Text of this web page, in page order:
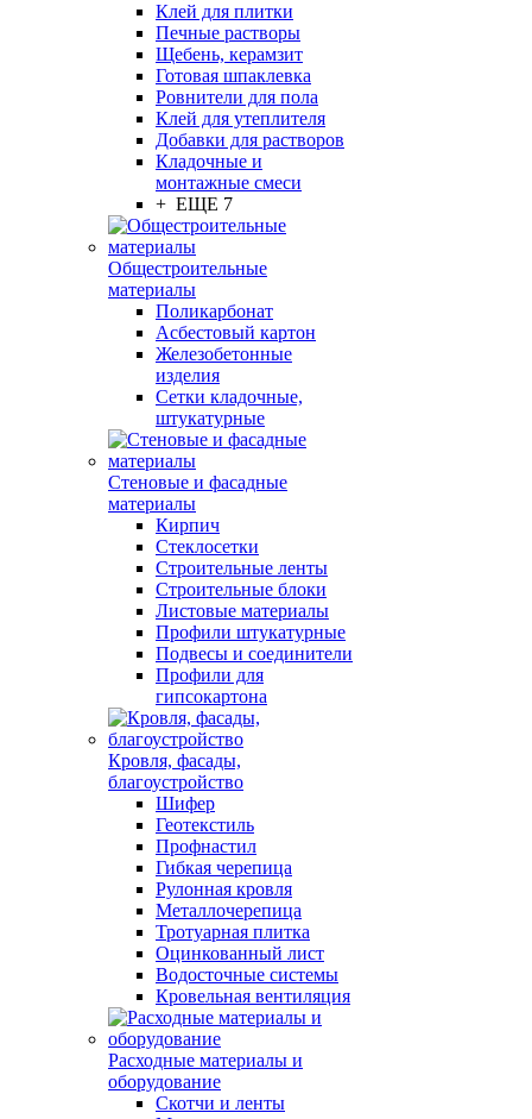
Клей для плитки
Печные растворы
Щебень, керамзит
Готовая шпаклевка
Ровнители для пола
Клей для утеплителя
Добавки для растворов
Кладочные и
монтажные смеси
+ ЕЩЕ 7
Общестроительные
материалы
Поликарбонат
Асбестовый картон
Железобетонные
изделия
Сетки кладочные,
штукатурные
Стеновые и фасадные
материалы
Кирпич
Стеклосетки
Строительные ленты
Строительные блоки
Листовые материалы
Профили штукатурные
Подвесы и соединители
Профили для
гипсокартона
Кровля, фасады,
благоустройство
Шифер
Геотекстиль
Профнастил
Гибкая черепица
Рулонная кровля
Металлочерепица
Тротуарная плитка
Оцинкованный лист
Водосточные системы
Кровельная вентиляция
Расходные материалы и
оборудование
Скотчи и ленты